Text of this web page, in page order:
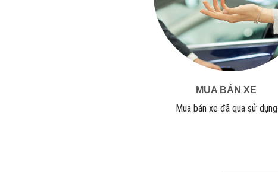
MUA BÁN XE
Mua bán xe đã qua sử dụng